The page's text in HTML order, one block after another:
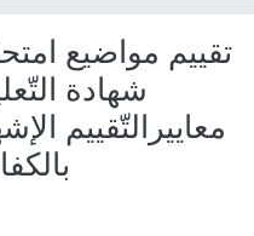
تقييم مواضيع
شهادة
معاييرالتّقييم